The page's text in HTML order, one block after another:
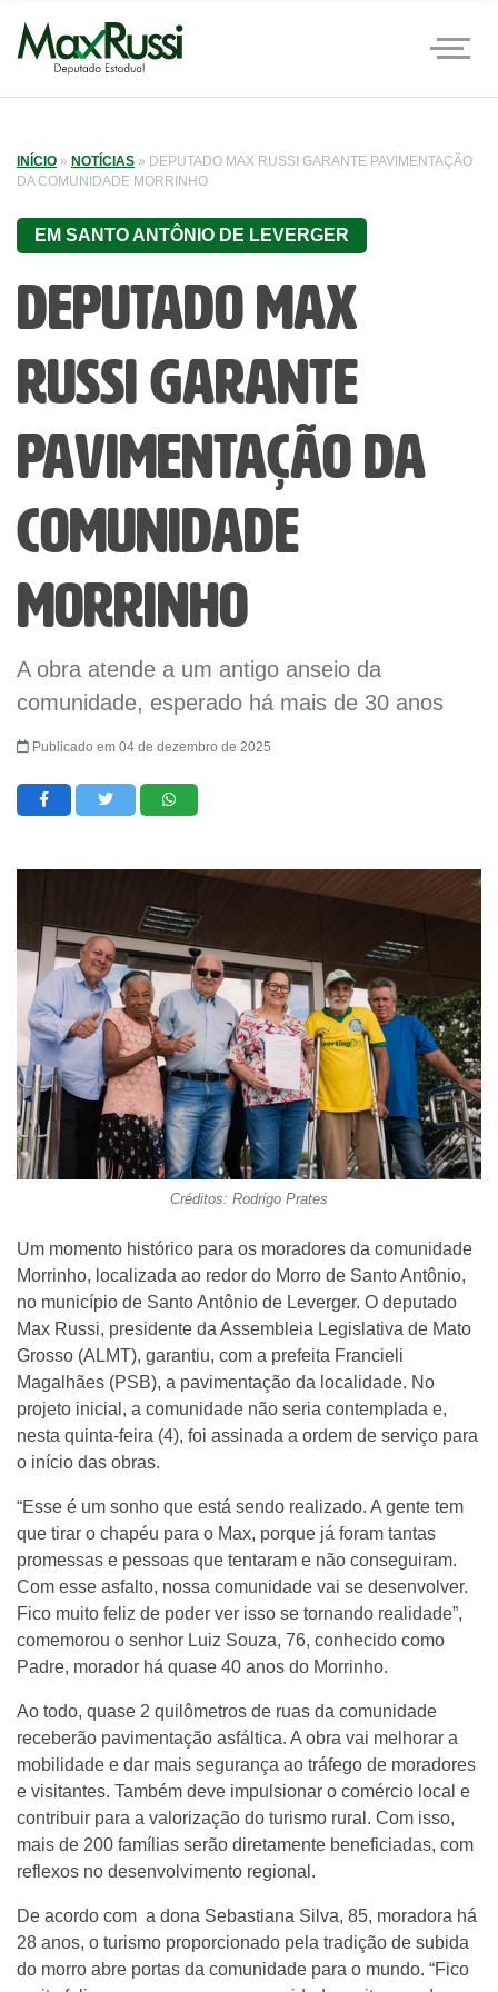
INÍCIO » NOTÍCIAS » DEPUTADO MAX RUSSI GARANTE PAVIMENTAÇÃO
DA COMUNIDADE MORRINHO
EM SANTO ANTÔNIO DE LEVERGER
Deputado Max
Russi garante
pavimentação da
comunidade
Morrinho
A obra atende a um antigo anseio da
comunidade, esperado há mais de 30 anos
Publicado em 04 de dezembro de 2025
Créditos: Rodrigo Prates
Um momento histórico para os moradores da comunidade
Morrinho, localizada ao redor do Morro de Santo Antônio,
no município de Santo Antônio de Leverger. O deputado
Max Russi, presidente da Assembleia Legislativa de Mato
Grosso (ALMT), garantiu, com a prefeita Francieli
Magalhães (PSB), a pavimentação da localidade. No
projeto inicial, a comunidade não seria contemplada e,
nesta quinta-feira (4), foi assinada a ordem de serviço para
o início das obras.
“Esse é um sonho que está sendo realizado. A gente tem
que tirar o chapéu para o Max, porque já foram tantas
promessas e pessoas que tentaram e não conseguiram.
Com esse asfalto, nossa comunidade vai se desenvolver.
Fico muito feliz de poder ver isso se tornando realidade”,
comemorou o senhor Luiz Souza, 76, conhecido como
Padre, morador há quase 40 anos do Morrinho.
Ao todo, quase 2 quilômetros de ruas da comunidade
receberão pavimentação asfáltica. A obra vai melhorar a
mobilidade e dar mais segurança ao tráfego de moradores
e visitantes. Também deve impulsionar o comércio local e
contribuir para a valorização do turismo rural. Com isso,
mais de 200 famílias serão diretamente beneficiadas, com
reflexos no desenvolvimento regional.
De acordo com a dona Sebastiana Silva, 85, moradora há
28 anos, o turismo proporcionado pela tradição de subida
do morro abre portas da comunidade para o mundo. “Fico